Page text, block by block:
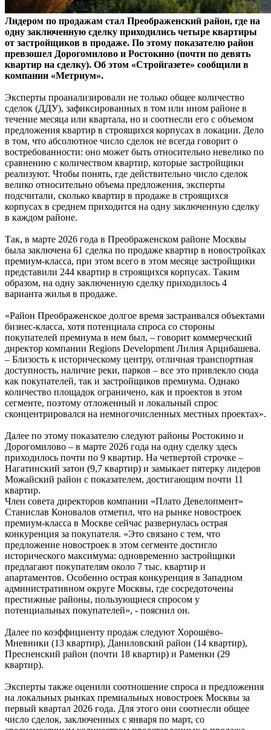
Лидером по продажам стал Преображенский район, где на
одну заключенную сделку приходились четыре квартиры
от застройщиков в продаже. По этому показателю район
превзошел Дорогомилово и Ростокино (почти по девять
квартир на сделку). Об этом «Стройгазете» сообщили в
компании «Метриум».
Эксперты проанализировали не только общее количество
сделок (ДДУ), зафиксированных в том или ином районе в
течение месяца или квартала, но и соотнесли его с объемом
предложения квартир в строящихся корпусах в локации. Дело
в том, что абсолютное число сделок не всегда говорит о
востребованности: оно может быть относительно невелико по
сравнению с количеством квартир, которые застройщики
реализуют. Чтобы понять, где действительно число сделок
велико относительно объема предложения, эксперты
подсчитали, сколько квартир в продаже в строящихся
корпусах в среднем приходится на одну заключенную сделку
в каждом районе.
Так, в марте 2026 года в Преображенском районе Москвы
была заключена 61 сделка по продаже квартир в новостройках
премиум-класса, при этом всего в этом месяце застройщики
представили 244 квартир в строящихся корпусах. Таким
образом, на одну заключенную сделку приходилось 4
варианта жилья в продаже.
«Район Преображенское долгое время застраивался объектами
бизнес-класса, хотя потенциала спроса со стороны
покупателей премиума в нем был, – говорит коммерческий
директор компании Regions Development Лилия Арцибашева.
– Близость к историческому центру, отличная транспортная
доступность, наличие реки, парков – все это привлекло сюда
как покупателей, так и застройщиков премиума. Однако
количество площадок ограничено, как и проектов в этом
сегменте, поэтому отложенный и локальный спрос
сконцентрировался на немногочисленных местных проектах».
Далее по этому показателю следуют районы Ростокино и
Дорогомилово – в марте 2026 года на одну сделку здесь
приходилось почти по 9 квартир. На четвертой строчке –
Нагатинский затон (9,7 квартир) и замыкает пятерку лидеров
Можайский район с показателем, достигающим почти 11
квартир.
Член совета директоров компании «Плато Девелопмент»
Станислав Коновалов отметил, что на рынке новостроек
премиум-класса в Москве сейчас развернулась острая
конкуренция за покупателя. «Это связано с тем, что
предложение новостроек в этом сегменте достигло
исторического максимума: одновременно застройщики
предлагают покупателям около 7 тыс. квартир и
апартаментов. Особенно острая конкуренция в Западном
административном округе Москвы, где сосредоточены
престижные районы, пользующиеся спросом у
потенциальных покупателей», - пояснил он.
Далее по коэффициенту продаж следуют Хорошёво-
Мневники (13 квартир), Даниловский район (14 квартир),
Пресненский район (почти 18 квартир) и Раменки (29
квартир).
Эксперты также оценили соотношение спроса и предложения
на локальных рынках премиальных новостроек Москвы за
первый квартал 2026 года. Для этого они соотнесли общее
число сделок, заключенных с января по март, со